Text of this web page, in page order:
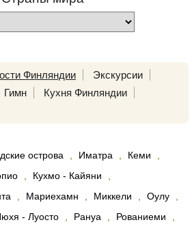
Финляндии
Экскурсии
Гимн
Кухня Финляндии
острова Иматра Кеми
Кухмо - Кайяни
Мариехамн Миккели Оулу
- Луосто Рануа Рованиеми